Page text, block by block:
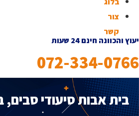
צור
קשר
יעוץ והכוונה חינם 24 שעות
072-334-0766
בית אבות סיעודי